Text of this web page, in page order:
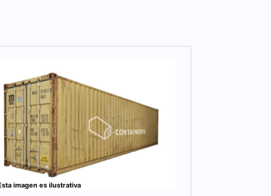
imagen es ilustrativa